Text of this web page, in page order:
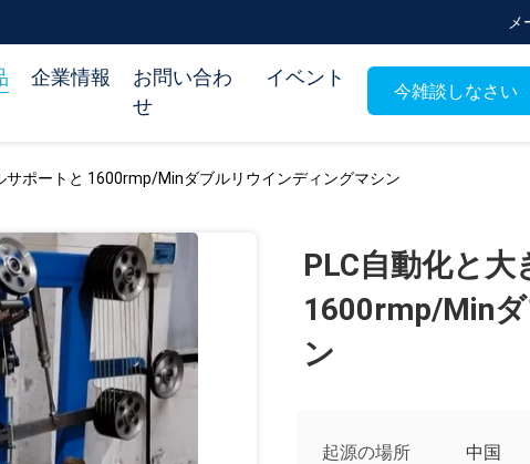
企業情報
お問い合わ
せ
イベント
今雑談しなさい
サポートと 1600rmp/Minダブルリウインディングマシン
PLC自動化と
1600rmp/Min
ン
起源の場所 中国